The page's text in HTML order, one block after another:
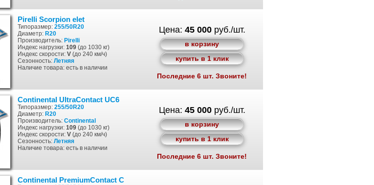
Pirelli Scorpion elet
Типоразмер: 255/50R20
Диаметр: R20
Производитель: Pirelli
Индекс нагрузки: 109 (до 1030 кг)
Индекс скорости: V (до 240 км/ч)
Сезонность: Летняя
Наличие товара: есть в наличии
Цена: 45 000руб./шт.
в корзину
купить в 1 клик
Последние 6 шт. Звоните!
Continental UltraContact UC6
Типоразмер: 255/50R20
Диаметр: R20
Производитель: Continental
Индекс нагрузки: 109 (до 1030 кг)
Индекс скорости: V (до 240 км/ч)
Сезонность: Летняя
Наличие товара: есть в наличии
Цена: 45 000руб./шт.
в корзину
купить в 1 клик
Последние 6 шт. Звоните!
Continental PremiumContact C